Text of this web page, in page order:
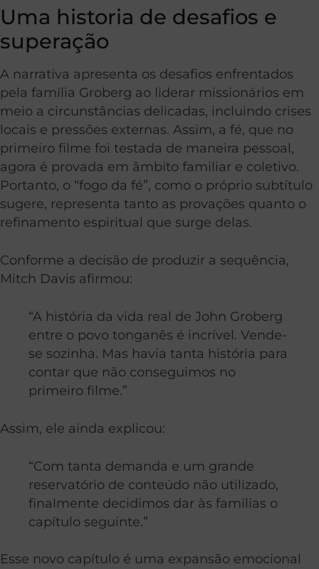
Uma historia de desafios e
superação
A narrativa apresenta os desafios enfrentados
pela família Groberg ao liderar missionários em
meio a circunstâncias delicadas, incluindo crises
locais e pressões externas. Assim, a fé, que no
primeiro filme foi testada de maneira pessoal,
agora é provada em âmbito familiar e coletivo.
Portanto, o “fogo da fé”, como o próprio subtítulo
sugere, representa tanto as provações quanto o
refinamento espiritual que surge delas.
Conforme a decisão de produzir a sequência,
Mitch Davis afirmou:
“A história da vida real de John Groberg
entre o povo tonganês é incrível. Vende-
se sozinha. Mas havia tanta história para
contar que não conseguimos no
primeiro filme.”
Assim, ele ainda explicou:
“Com tanta demanda e um grande
reservatório de conteúdo não utilizado,
finalmente decidimos dar às famílias o
capítulo seguinte.”
Esse novo capítulo é uma expansão emocional